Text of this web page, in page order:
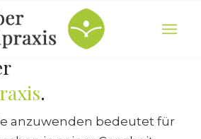
.
anzuwenden bedeutet für